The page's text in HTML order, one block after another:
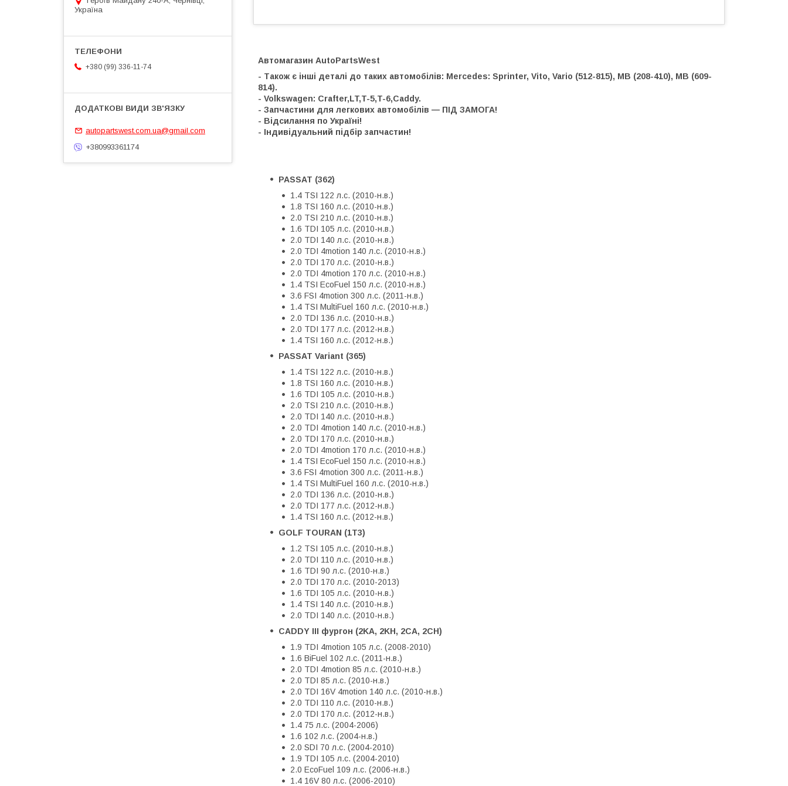
Автомагазин AutoPartsWest
- Також є інші деталі до таких автомобілів: Mercedes: Sprinter, Vito, Vario (512-815), MB (208-410), MB (609-
814).
- Volkswagen: Crafter,LT,T-5,T-6,Caddy.
- Запчастини для легкових автомобілів — ПІД ЗАМОГА!
- Відсилання по Україні!
- Індивідуальний підбір запчастин!
PASSAT (362)
1.4 TSI 122 л.с. (2010-н.в.)
1.8 TSI 160 л.с. (2010-н.в.)
2.0 TSI 210 л.с. (2010-н.в.)
1.6 TDI 105 л.с. (2010-н.в.)
2.0 TDI 140 л.с. (2010-н.в.)
2.0 TDI 4motion 140 л.с. (2010-н.в.)
2.0 TDI 170 л.с. (2010-н.в.)
2.0 TDI 4motion 170 л.с. (2010-н.в.)
1.4 TSI EcoFuel 150 л.с. (2010-н.в.)
3.6 FSI 4motion 300 л.с. (2011-н.в.)
1.4 TSI MultiFuel 160 л.с. (2010-н.в.)
2.0 TDI 136 л.с. (2010-н.в.)
2.0 TDI 177 л.с. (2012-н.в.)
1.4 TSI 160 л.с. (2012-н.в.)
PASSAT Variant (365)
1.4 TSI 122 л.с. (2010-н.в.)
1.8 TSI 160 л.с. (2010-н.в.)
1.6 TDI 105 л.с. (2010-н.в.)
2.0 TSI 210 л.с. (2010-н.в.)
2.0 TDI 140 л.с. (2010-н.в.)
2.0 TDI 4motion 140 л.с. (2010-н.в.)
2.0 TDI 170 л.с. (2010-н.в.)
2.0 TDI 4motion 170 л.с. (2010-н.в.)
1.4 TSI EcoFuel 150 л.с. (2010-н.в.)
3.6 FSI 4motion 300 л.с. (2011-н.в.)
1.4 TSI MultiFuel 160 л.с. (2010-н.в.)
2.0 TDI 136 л.с. (2010-н.в.)
2.0 TDI 177 л.с. (2012-н.в.)
1.4 TSI 160 л.с. (2012-н.в.)
GOLF TOURAN (1T3)
1.2 TSI 105 л.с. (2010-н.в.)
2.0 TDI 110 л.с. (2010-н.в.)
1.6 TDI 90 л.с. (2010-н.в.)
2.0 TDI 170 л.с. (2010-2013)
1.6 TDI 105 л.с. (2010-н.в.)
1.4 TSI 140 л.с. (2010-н.в.)
2.0 TDI 140 л.с. (2010-н.в.)
CADDY III фургон (2KA, 2KH, 2CA, 2CH)
1.9 TDI 4motion 105 л.с. (2008-2010)
1.6 BiFuel 102 л.с. (2011-н.в.)
2.0 TDI 4motion 85 л.с. (2010-н.в.)
2.0 TDI 85 л.с. (2010-н.в.)
2.0 TDI 16V 4motion 140 л.с. (2010-н.в.)
2.0 TDI 110 л.с. (2010-н.в.)
2.0 TDI 170 л.с. (2012-н.в.)
1.4 75 л.с. (2004-2006)
1.6 102 л.с. (2004-н.в.)
2.0 SDI 70 л.с. (2004-2010)
1.9 TDI 105 л.с. (2004-2010)
2.0 EcoFuel 109 л.с. (2006-н.в.)
1.4 16V 80 л.с. (2006-2010)
Україна
+380 (99) 336-11-74
autopartswest.com.ua@gmail.com
+380993361174